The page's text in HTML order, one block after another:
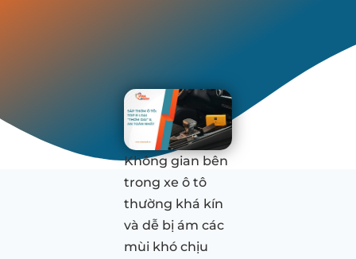
Không gian bên
trong xe ô tô
thường khá kín
và dễ bị ám các
mùi khó chịu